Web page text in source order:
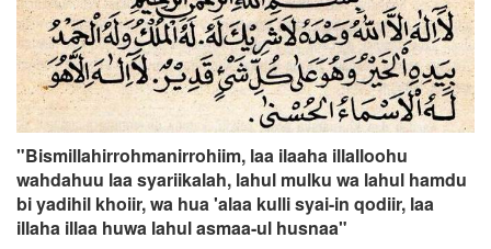
"Bismillahirrohmanirrohiim, laa ilaaha illalloohu
wahdahuu laa syariikalah, lahul mulku wa lahul hamdu
bi yadihil khoiir, wa hua 'alaa kulli syai-in qodiir, laa
illaha illaa huwa lahul asmaa-ul husnaa"